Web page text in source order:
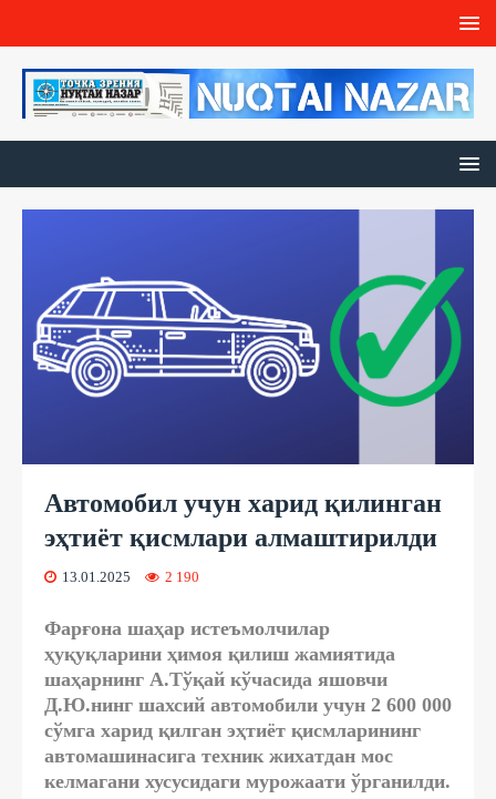
Автомобил учун харид қилинган
эҳтиёт қисмлари алмаштирилди
13.01.2025 2 190
Фарғона шаҳар истеъмолчилар
ҳуқуқларини ҳимоя қилиш жамиятида
шаҳарнинг А.Тўқай кўчасида яшовчи
Д.Ю.нинг шахсий автомобили учун 2 600 000
сўмга харид қилган эҳтиёт қисмларининг
автомашинасига техник жихатдан мос
келмагани хусусидаги мурожаати ўрганилди.